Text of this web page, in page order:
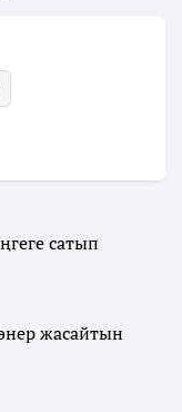
сатып
жасайтын